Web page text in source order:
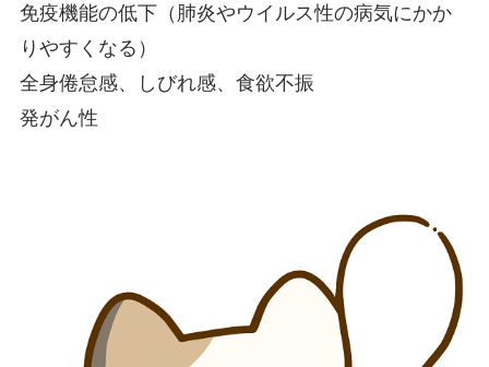
免疫機能の低下（肺炎やウイルス性の病気にかか
りやすくなる）
全身倦怠感、しびれ感、食欲不振
発がん性